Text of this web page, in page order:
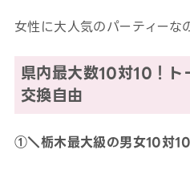
女性に大人気のパーティー
県内最大数10対10！ト
交換自由
①＼栃木最大級の男女10対